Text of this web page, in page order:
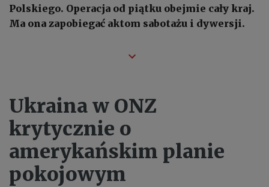
Polskiego. Operacja od piątku obejmie cały kraj.
Ma ona zapobiegać aktom sabotażu i dywersji.
Ukraina w ONZ
krytycznie o
amerykańskim planie
pokojowym